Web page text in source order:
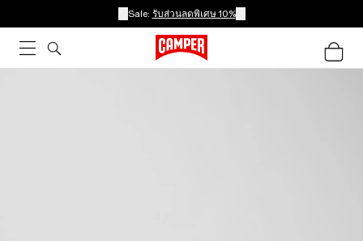
Sale: รับส่วนลดพิเศษ 10%